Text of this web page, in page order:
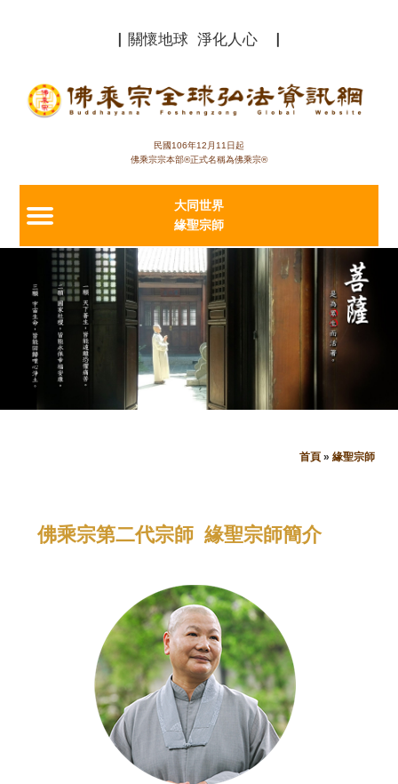
▏關懷地球 淨化人心 ▏
民國106年12月11日起
佛乘宗宗本部®正式名稱為佛乘宗®
大同世界
緣聖宗師
這
首頁 » 緣聖宗師
佛乘宗第二代宗師 緣聖宗師簡介